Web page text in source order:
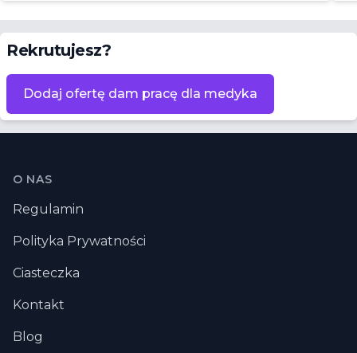
Rekrutujesz?
Dodaj ofertę dam pracę dla medyka
Stopka
O NAS
Regulamin
Polityka Prywatności
Ciasteczka
Kontakt
Blog